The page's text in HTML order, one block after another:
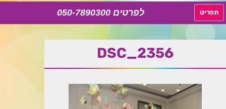
050-7890300 תפריט
לתוכן
DSC_2356